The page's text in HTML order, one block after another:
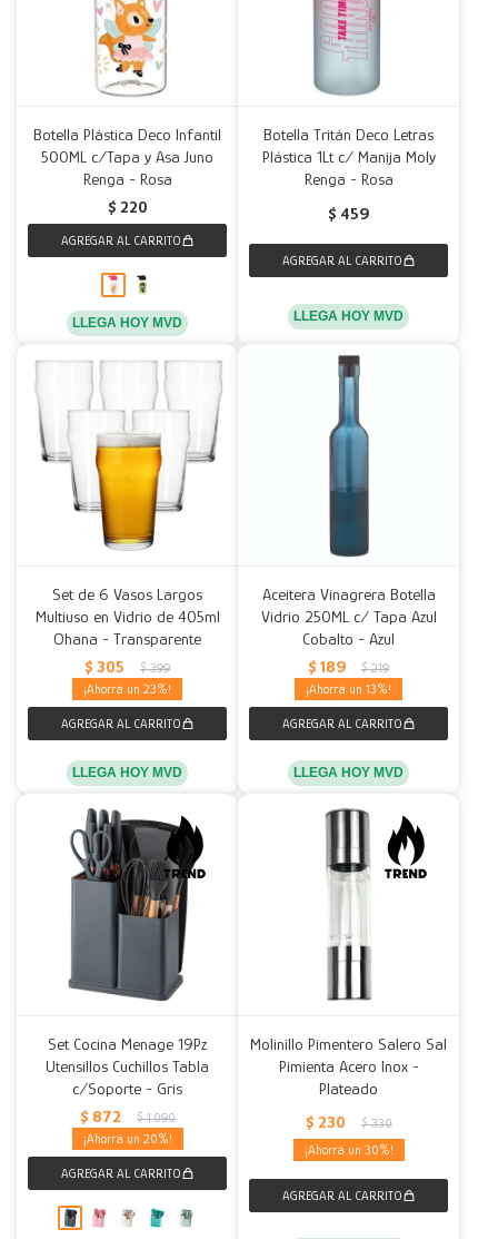
Botella Plástica Deco Infantil
500ML c/Tapa y Asa Juno
Renga - Rosa
$ 220
LLEGA HOY MVD
Botella Tritán Deco Letras
Plástica 1Lt c/ Manija Moly
Renga - Rosa
$ 459
LLEGA HOY MVD
Set de 6 Vasos Largos
Multiuso en Vidrio de 405ml
Ohana - Transparente
$ 305 $ 399
23
LLEGA HOY MVD
Aceitera Vinagrera Botella
Vidrio 250ML c/ Tapa Azul
Cobalto - Azul
$ 189 $ 219
13
LLEGA HOY MVD
Set Cocina Menage 19Pz
Utensillos Cuchillos Tabla
c/Soporte - Gris
$ 872 $ 1.090
20
Molinillo Pimentero Salero Sal
Pimienta Acero Inox -
Plateado
$ 230 $ 330
30